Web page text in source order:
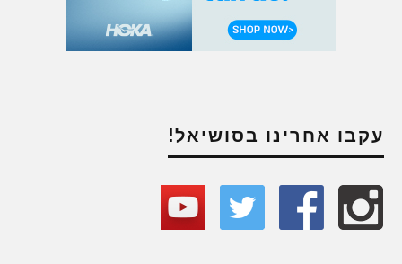
עקבו אחרינו בסושיאל!